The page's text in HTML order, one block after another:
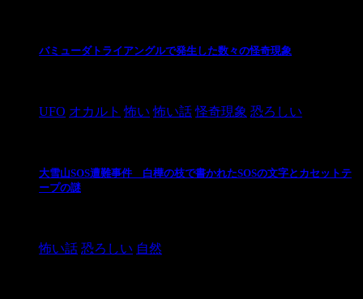
バミューダトライアングルで発生した数々の怪奇現象
UFO オカルト 怖い 怖い話 怪奇現象 恐ろしい
大雪山SOS遭難事件 白樺の枝で書かれたSOSの文字とカセットテ
ープの謎
怖い話 恐ろしい 自然